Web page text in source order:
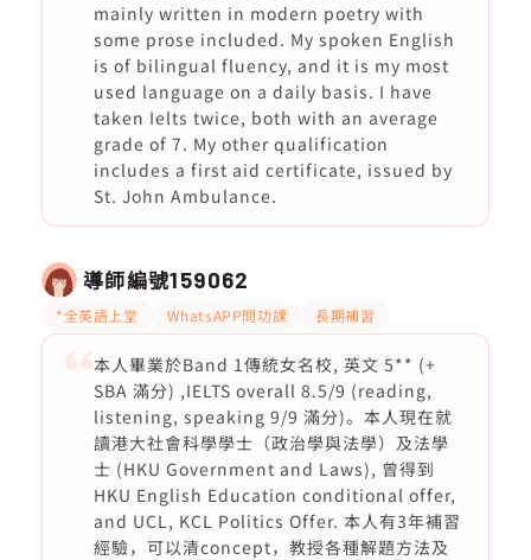
mainly written in modern poetry with
some prose included. My spoken English
is of bilingual fluency, and it is my most
used language on a daily basis. I have
taken Ielts twice, both with an average
grade of 7. My other qualification
includes a first aid certificate, issued by
St. John Ambulance.
導師編號159062
*全英語上堂 WhatsAPP問功課 長期補習
本人畢業於Band 1傳統女名校, 英文 5** (+
SBA 滿分) ,IELTS overall 8.5/9 (reading,
listening, speaking 9/9 滿分)。本人現在就
讀港大社會科學學士（政治學與法學）及法學
士 (HKU Government and Laws), 曾得到
HKU English Education conditional offer,
and UCL, KCL Politics Offer. 本人有3年補習
經驗，可以清concept，教授各種解題方法及